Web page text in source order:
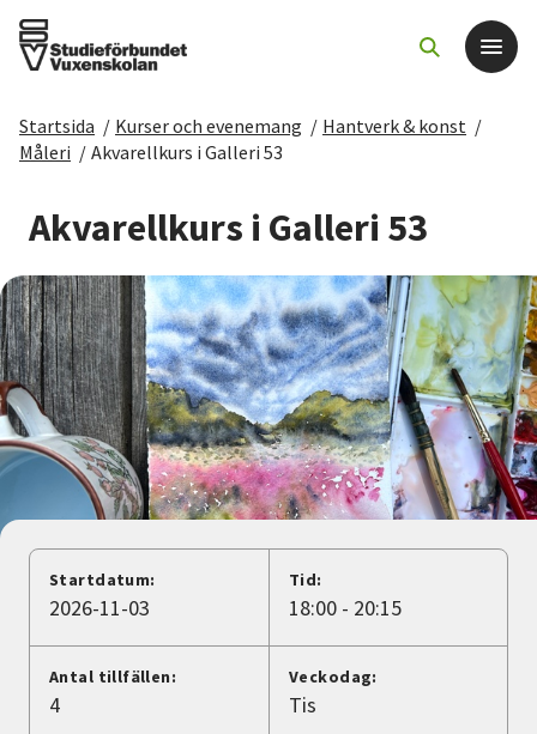
Det här gör vi
För dig som
Sök kurser och evenemang
Om SV
Starta studiecirkel
Cirkelledare
Nyheter
Avdelningar
Lyssna
Startsida / Kurser och evenemang / Hantverk & konst /
Måleri / Akvarellkurs i Galleri 53
Akvarellkurs i Galleri 53
Startdatum:
2026-11-03
Tid:
18:00 - 20:15
Antal tillfällen:
4
Veckodag:
Tis